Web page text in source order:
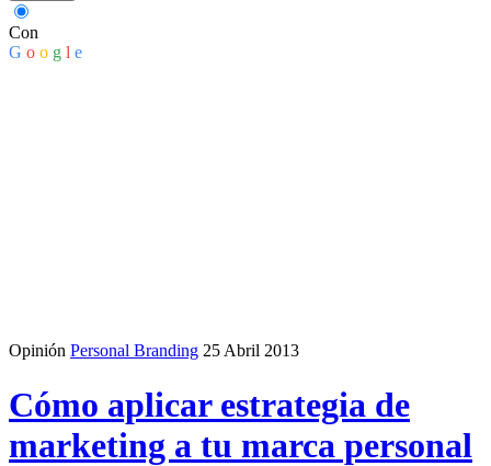
Con
G o o g l e
Opinión Personal Branding 25 Abril 2013
Cómo aplicar estrategia de
marketing a tu marca personal